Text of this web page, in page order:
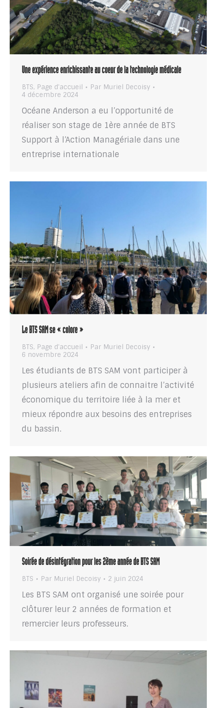
Une expérience enrichissante au coeur de la technologie médicale
BTS, Page d'accueil Par Muriel Decoisy
4 décembre 2024
Océane Anderson a eu l’opportunité de
réaliser son stage de 1ère année de BTS
Support à l’Action Managériale dans une
entreprise internationale
Le BTS SAM se « colore »
BTS, Page d'accueil Par Muriel Decoisy
6 novembre 2024
Les étudiants de BTS SAM vont participer à
plusieurs ateliers afin de connaitre l’activité
économique du territoire liée à la mer et
mieux répondre aux besoins des entreprises
du bassin.
Soirée de désintégration pour les 2ème année de BTS SAM
BTS Par Muriel Decoisy 2 juin 2024
Les BTS SAM ont organisé une soirée pour
clôturer leur 2 années de formation et
remercier leurs professeurs.